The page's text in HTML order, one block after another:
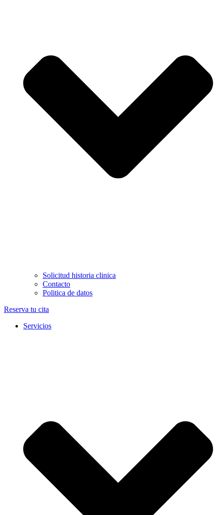
Solicitud historia clinica
Contacto
Politica de datos
Reserva tu cita
Servicios